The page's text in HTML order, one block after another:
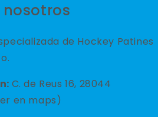
nosotros
de Hockey Patines
C. de Reus 16, 28044
en maps)